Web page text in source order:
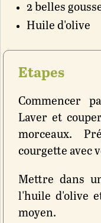
2 belles
Huile d'olive
Etapes
Commencer
Laver et
morceaux.
courgette avec
Mettre dans
l'huile d'olive
moyen.